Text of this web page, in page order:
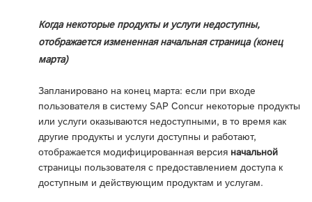
Когда некоторые продукты и услуги недоступны,
отображается измененная начальная страница (конец
марта)
Запланировано на конец марта: если при входе
пользователя в систему SAP Concur некоторые продукты
или услуги оказываются недоступными, в то время как
другие продукты и услуги доступны и работают,
отображается модифицированная версия начальной
страницы пользователя с предоставлением доступа к
доступным и действующим продуктам и услугам.